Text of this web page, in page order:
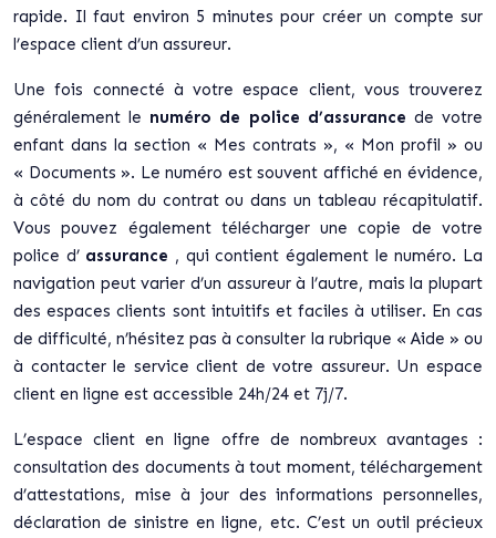
rapide. Il faut environ 5 minutes pour créer un compte sur
l’espace client d’un assureur.
Une fois connecté à votre espace client, vous trouverez
généralement le numéro de police d’assurance de votre
enfant dans la section « Mes contrats », « Mon profil » ou
« Documents ». Le numéro est souvent affiché en évidence,
à côté du nom du contrat ou dans un tableau récapitulatif.
Vous pouvez également télécharger une copie de votre
police d’ assurance , qui contient également le numéro. La
navigation peut varier d’un assureur à l’autre, mais la plupart
des espaces clients sont intuitifs et faciles à utiliser. En cas
de difficulté, n’hésitez pas à consulter la rubrique « Aide » ou
à contacter le service client de votre assureur. Un espace
client en ligne est accessible 24h/24 et 7j/7.
L’espace client en ligne offre de nombreux avantages :
consultation des documents à tout moment, téléchargement
d’attestations, mise à jour des informations personnelles,
déclaration de sinistre en ligne, etc. C’est un outil précieux